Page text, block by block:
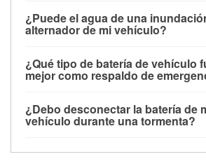
alimentar pequeños accesorios
limitado, pero el uso repetido sin
contar con un equipo de carga de
cortes prolongados.
¿Puede el agua de una
alternador de mi vehículo?
parte baja del compartimento del
dañarse si se sumergen, lo que
días después de la exposición.
¿Qué tipo de batería de vehículo
mejor como respaldo de
para aplicaciones de ciclo profundo
selladas, resistentes a las
¿Debo desconectar la batería de
vehículo durante una tormenta?